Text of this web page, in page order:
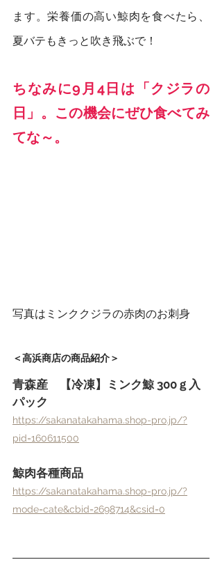
ます。栄養価の高い鯨肉を食べたら、
夏バテもきっと吹き飛ぶで！
ちなみに9月4日は「クジラの
日」。この機会にぜひ食べてみ
てな～。
写真はミンククジラの赤肉のお刺身
＜高浜商店の商品紹介＞
青森産　【冷凍】ミンク鯨 300ｇ入
パック
https://sakanatakahama.shop-pro.jp/?
pid=160611500
鯨肉各種商品
https://sakanatakahama.shop-pro.jp/?
mode=cate&cbid=2698714&csid=0